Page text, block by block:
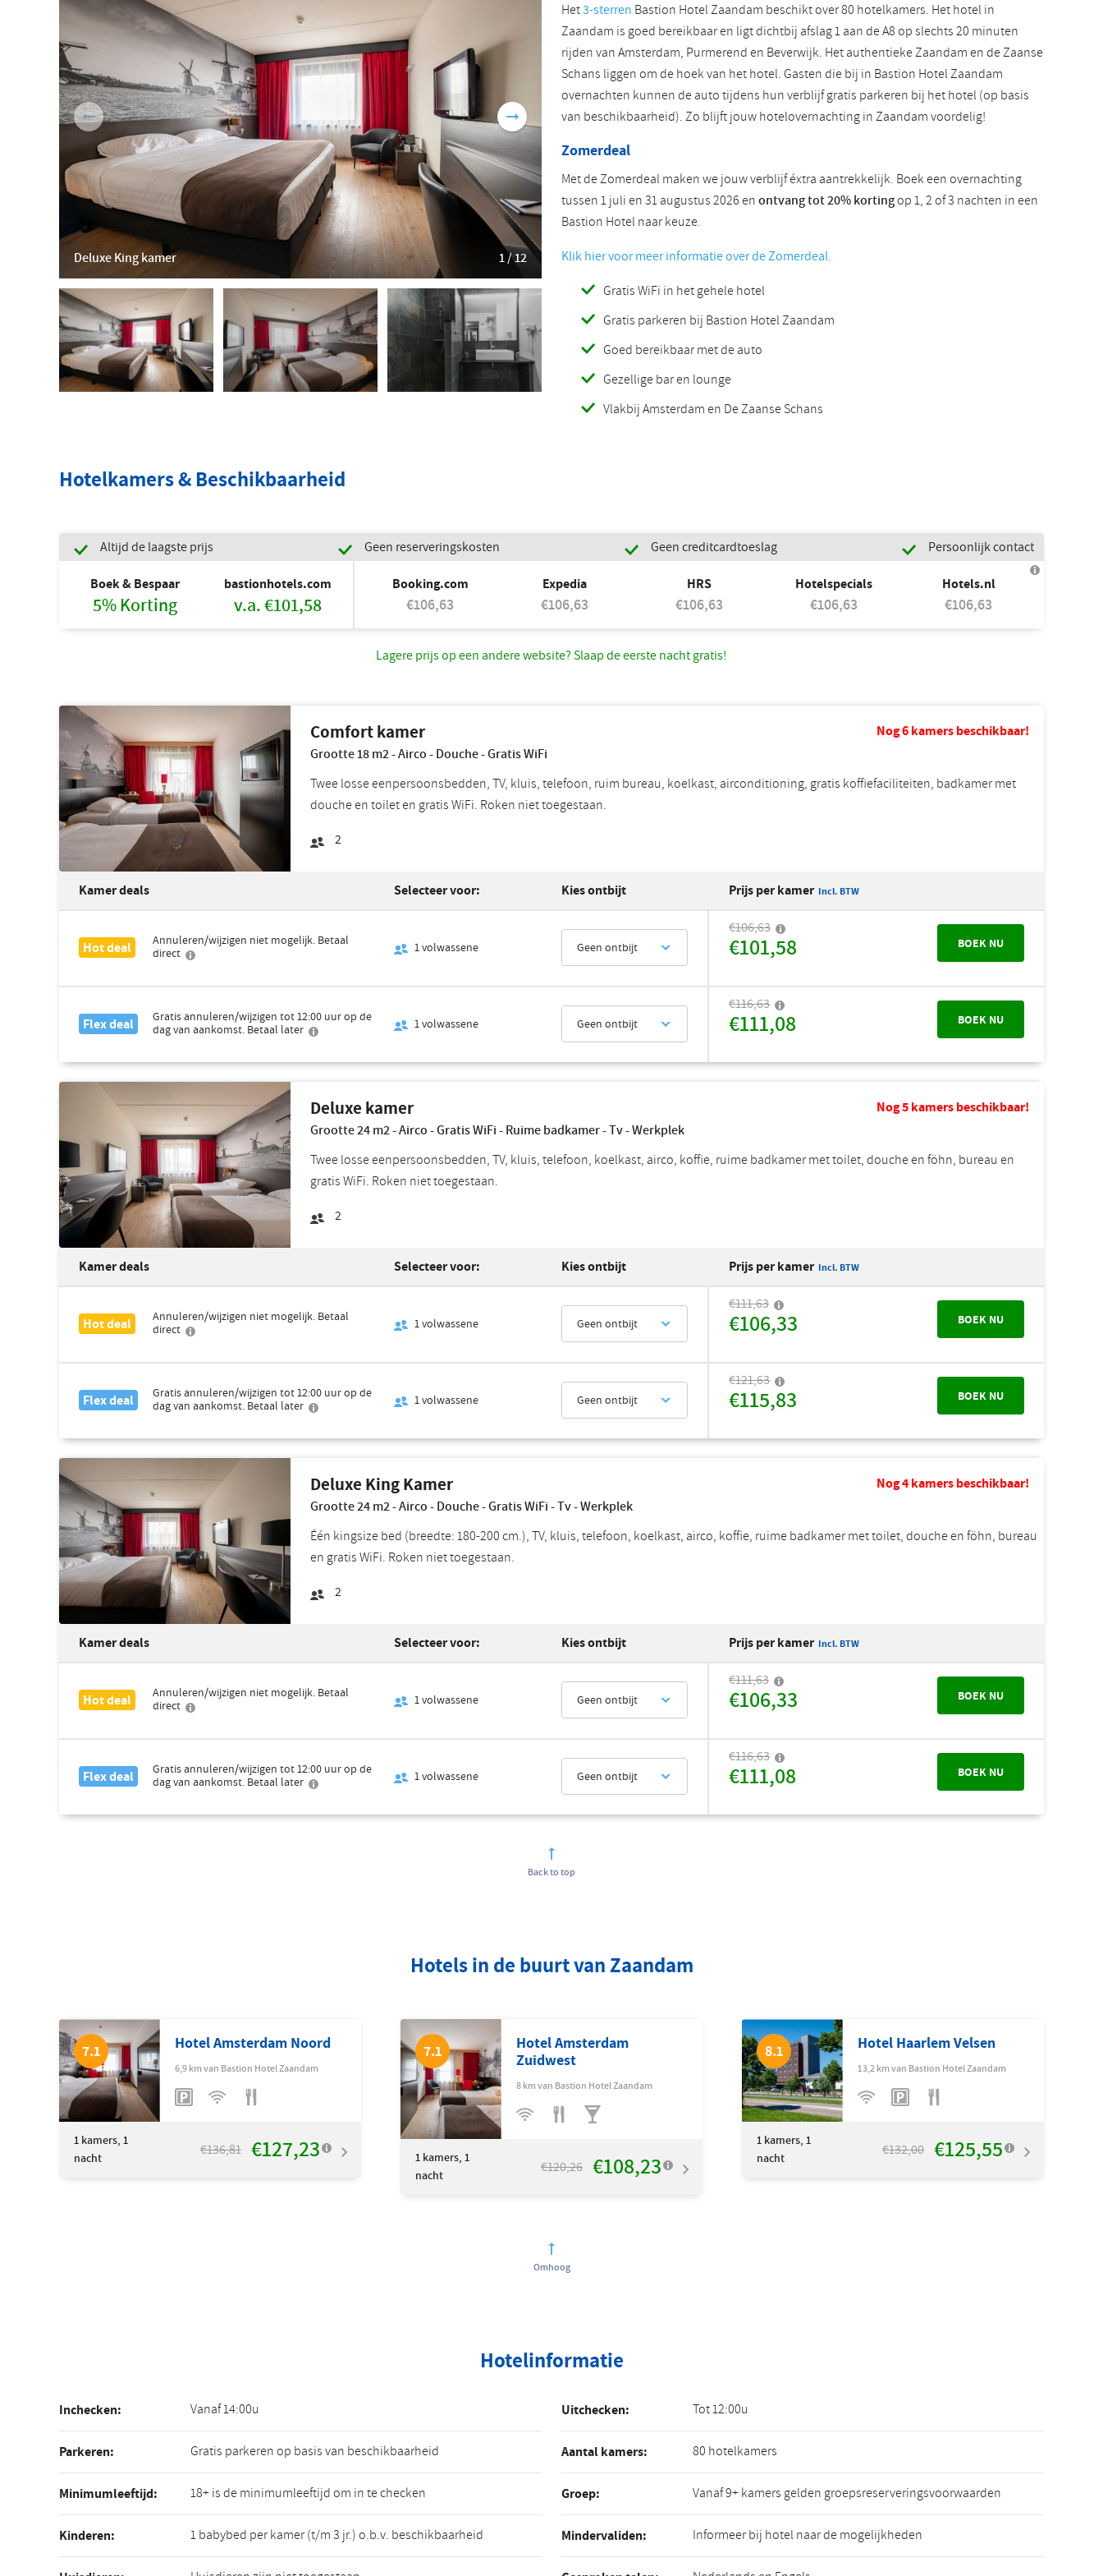
Turks Slowaaks
Deluxe King kamer 1 / 12
Het3-sterren Bastion Hotel Zaandam beschikt over 80 hotelkamers. Het hotel in
Zaandam is goed bereikbaar en ligt dichtbij afslag 1 aan de A8 op slechts 20 minuten
rijden van Amsterdam, Purmerend en Beverwijk. Het authentieke Zaandam en de Zaanse
Schans liggen om de hoek van het hotel. Gasten die bij in Bastion Hotel Zaandam
overnachten kunnen de auto tijdens hun verblijf gratis parkeren bij het hotel (op basis
van beschikbaarheid). Zo blijft jouw hotelovernachting in Zaandam voordelig!
Zomerdeal
Met de Zomerdeal maken we jouw verblijf éxtra aantrekkelijk. Boek een overnachting
tussen 1 juli en 31 augustus 2026 enontvang tot 20% kortingop 1, 2 of 3 nachten in een
Bastion Hotel naar keuze.
Klik hier voor meer informatie over de Zomerdeal.
Gratis WiFi in het gehele hotel
Gratis parkeren bij Bastion Hotel Zaandam
Goed bereikbaar met de auto
Gezellige bar en lounge
Vlakbij Amsterdam en De Zaanse Schans
Hotelkamers & Beschikbaarheid
Altijd de laagste prijs Geen reserveringskosten Geen creditcardtoeslag Persoonlijk contact
Boek & Bespaar
5% Korting
bastionhotels.com
v.a. €101,58
Booking.com
€106,63
Expedia
€106,63
HRS
€106,63
Hotelspecials
€106,63
Hotels.nl
€106,63
Lagere prijs op een andere website? Slaap de eerste nacht gratis!
Comfort kamer
Grootte 18 m2 - Airco - Douche - Gratis WiFi
Twee losse eenpersoonsbedden, TV, kluis, telefoon, ruim bureau, koelkast, airconditioning, gratis koffiefaciliteiten, badkamer met
douche en toilet en gratis WiFi. Roken niet toegestaan.
2
Nog 6 kamers beschikbaar!
Kamer deals Selecteer voor: Kies ontbijt Prijs per kamer Incl. BTW
Hot deal
Annuleren/wijzigen niet mogelijk. Betaal
direct
1volwassene Geen ontbijt
€106,63
€101,58 BOEK NU
Flex deal
Gratis annuleren/wijzigen tot 12:00 uur op de
dag van aankomst. Betaal later
1volwassene Geen ontbijt
€116,63
€111,08 BOEK NU
Deluxe kamer
Grootte 24 m2 - Airco - Gratis WiFi - Ruime badkamer - Tv - Werkplek
Twee losse eenpersoonsbedden, TV, kluis, telefoon, koelkast, airco, koffie, ruime badkamer met toilet, douche en föhn, bureau en
gratis WiFi. Roken niet toegestaan.
2
Nog 5 kamers beschikbaar!
Kamer deals Selecteer voor: Kies ontbijt Prijs per kamer Incl. BTW
Hot deal
Annuleren/wijzigen niet mogelijk. Betaal
direct
1volwassene Geen ontbijt
€111,63
€106,33 BOEK NU
Flex deal
Gratis annuleren/wijzigen tot 12:00 uur op de
dag van aankomst. Betaal later
1volwassene Geen ontbijt
€121,63
€115,83 BOEK NU
Deluxe King Kamer
Grootte 24 m2 - Airco - Douche - Gratis WiFi - Tv - Werkplek
Één kingsize bed (breedte: 180-200 cm.), TV, kluis, telefoon, koelkast, airco, koffie, ruime badkamer met toilet, douche en föhn, bureau
en gratis WiFi. Roken niet toegestaan.
2
Nog 4 kamers beschikbaar!
Kamer deals Selecteer voor: Kies ontbijt Prijs per kamer Incl. BTW
Hot deal
Annuleren/wijzigen niet mogelijk. Betaal
direct
1volwassene Geen ontbijt
€111,63
€106,33 BOEK NU
Flex deal
Gratis annuleren/wijzigen tot 12:00 uur op de
dag van aankomst. Betaal later
1volwassene Geen ontbijt
€116,63
€111,08 BOEK NU
Back to top
Hotels in de buurt van Zaandam
7.1 Hotel Amsterdam Noord
6,9 km van Bastion Hotel Zaandam
1 kamers, 1
nacht
€136,81 €127,23
7.1
Hotel Amsterdam
Zuidwest
8 km van Bastion Hotel Zaandam
1 kamers, 1
nacht
€120,26 €108,23
8.1 Hotel Haarlem Velsen
13,2 km van Bastion Hotel Zaandam
1 kamers, 1
nacht
€132,00 €125,55
Omhoog
Hotelinformatie
Inchecken: Vanaf 14:00u Uitchecken: Tot 12:00u
Parkeren: Gratis parkeren op basis van beschikbaarheid Aantal kamers: 80 hotelkamers
Minimumleeftijd: 18+ is de minimumleeftijd om in te checken Groep: Vanaf 9+ kamers gelden groepsreserveringsvoorwaarden
Kinderen: 1 babybed per kamer (t/m 3 jr.) o.b.v. beschikbaarheid Mindervaliden: Informeer bij hotel naar de mogelijkheden